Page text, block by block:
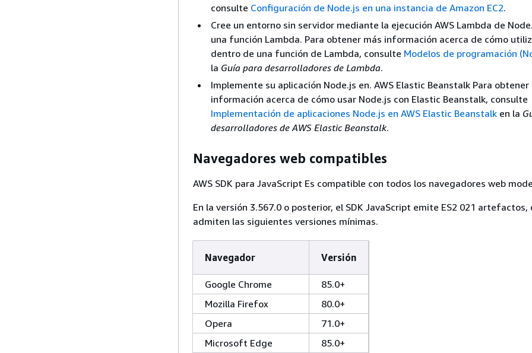
consulte Configuración de Node.js en una instancia de Amazon EC2.
Cree un entorno sin servidor mediante la ejecución AWS Lambda de
una función Lambda. Para obtener más información acerca de cómo
dentro de una función de Lambda, consulte Modelos de programación
la Guía para desarrolladores de Lambda.
Implemente su aplicación Node.js en. AWS Elastic Beanstalk Para obtener
información acerca de cómo usar Node.js con Elastic Beanstalk, consulte
Implementación de aplicaciones Node.js en AWS Elastic Beanstalk en la
desarrolladores de AWS Elastic Beanstalk.
Navegadores web compatibles
AWS SDK para JavaScript Es compatible con todos los navegadores web
En la versión 3.567.0 o posterior, el SDK JavaScript emite ES2 021 artefactos,
admiten las siguientes versiones mínimas.
Navegador Versión
Google Chrome
85.0+
Mozilla Firefox
80.0+
Opera
71.0+
Microsoft Edge
85.0+